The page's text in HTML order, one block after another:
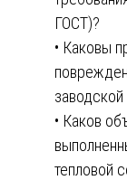
ГОСТ)?
• Каковы
• Каков
тепловой